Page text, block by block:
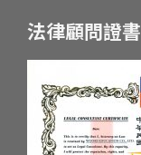
法律顧問證書